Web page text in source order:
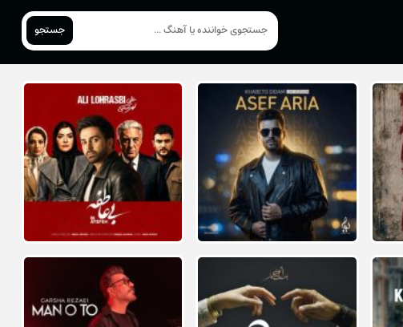
جستجو